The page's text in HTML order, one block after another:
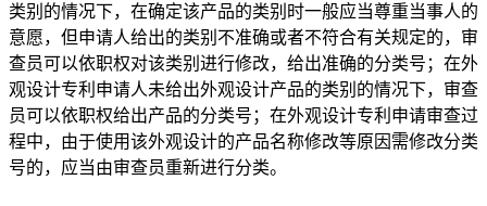
类别的情况下，在确定该产品的类别时一般应当尊重当事人的
意愿，但申请人给出的类别不准确或者不符合有关规定的，审
查员可以依职权对该类别进行修改，给出准确的分类号；在外
观设计专利申请人未给出外观设计产品的类别的情况下，审查
员可以依职权给出产品的分类号；在外观设计专利申请审查过
程中，由于使用该外观设计的产品名称修改等原因需修改分类
号的，应当由审查员重新进行分类。